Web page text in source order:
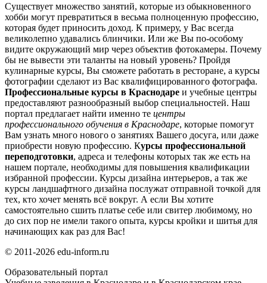
Существует множество занятий, которые из обыкновенного
хобби могут превратиться в весьма полноценную профессию,
которая будет приносить доход. К примеру, у Вас всегда
великолепно удавались блинчики. Или же Вы по-особому
видите окружающий мир через объектив фотокамеры. Почему
бы не вывести эти таланты на новый уровень? Пройдя
кулинарные курсы, Вы сможете работать в ресторане, а курсы
фотографии сделают из Вас квалифицированного фотографа.
Профессиональные курсы в Краснодаре и учебные центры
предоставляют разнообразный выбор специальностей. Наш
портал предлагает найти именно те центры
профессионального обучения в Краснодаре, которые помогут
Вам узнать много нового о занятиях Вашего досуга, или даже
приобрести новую профессию. Курсы профессиональной
переподготовки, адреса и телефоны которых так же есть на
нашем портале, необходимы для повышения квалификации
избранной профессии. Курсы дизайна интерьеров, а так же
курсы ландшафтного дизайна послужат отправной точкой для
тех, кто хочет менять всё вокруг. А если Вы хотите
самостоятельно сшить платье себе или свитер любимому, но
до сих пор не имели такого опыта, курсы кройки и шитья для
начинающих как раз для Вас!
© 2011-2026 edu-inform.ru
Образовательный портал